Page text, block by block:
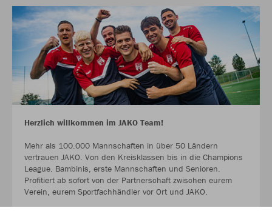
Herzlich willkommen im JAKO Team!
Mehr als 100.000 Mannschaften in über 50 Ländern
vertrauen JAKO. Von den Kreisklassen bis in die Champions
League. Bambinis, erste Mannschaften und Senioren.
Profitiert ab sofort von der Partnerschaft zwischen eurem
Verein, eurem Sportfachhändler vor Ort und JAKO.